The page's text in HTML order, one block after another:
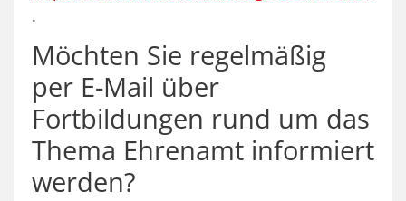
.
Möchten Sie regelmäßig
per E-Mail über
Fortbildungen rund um das
Thema Ehrenamt informiert
werden?